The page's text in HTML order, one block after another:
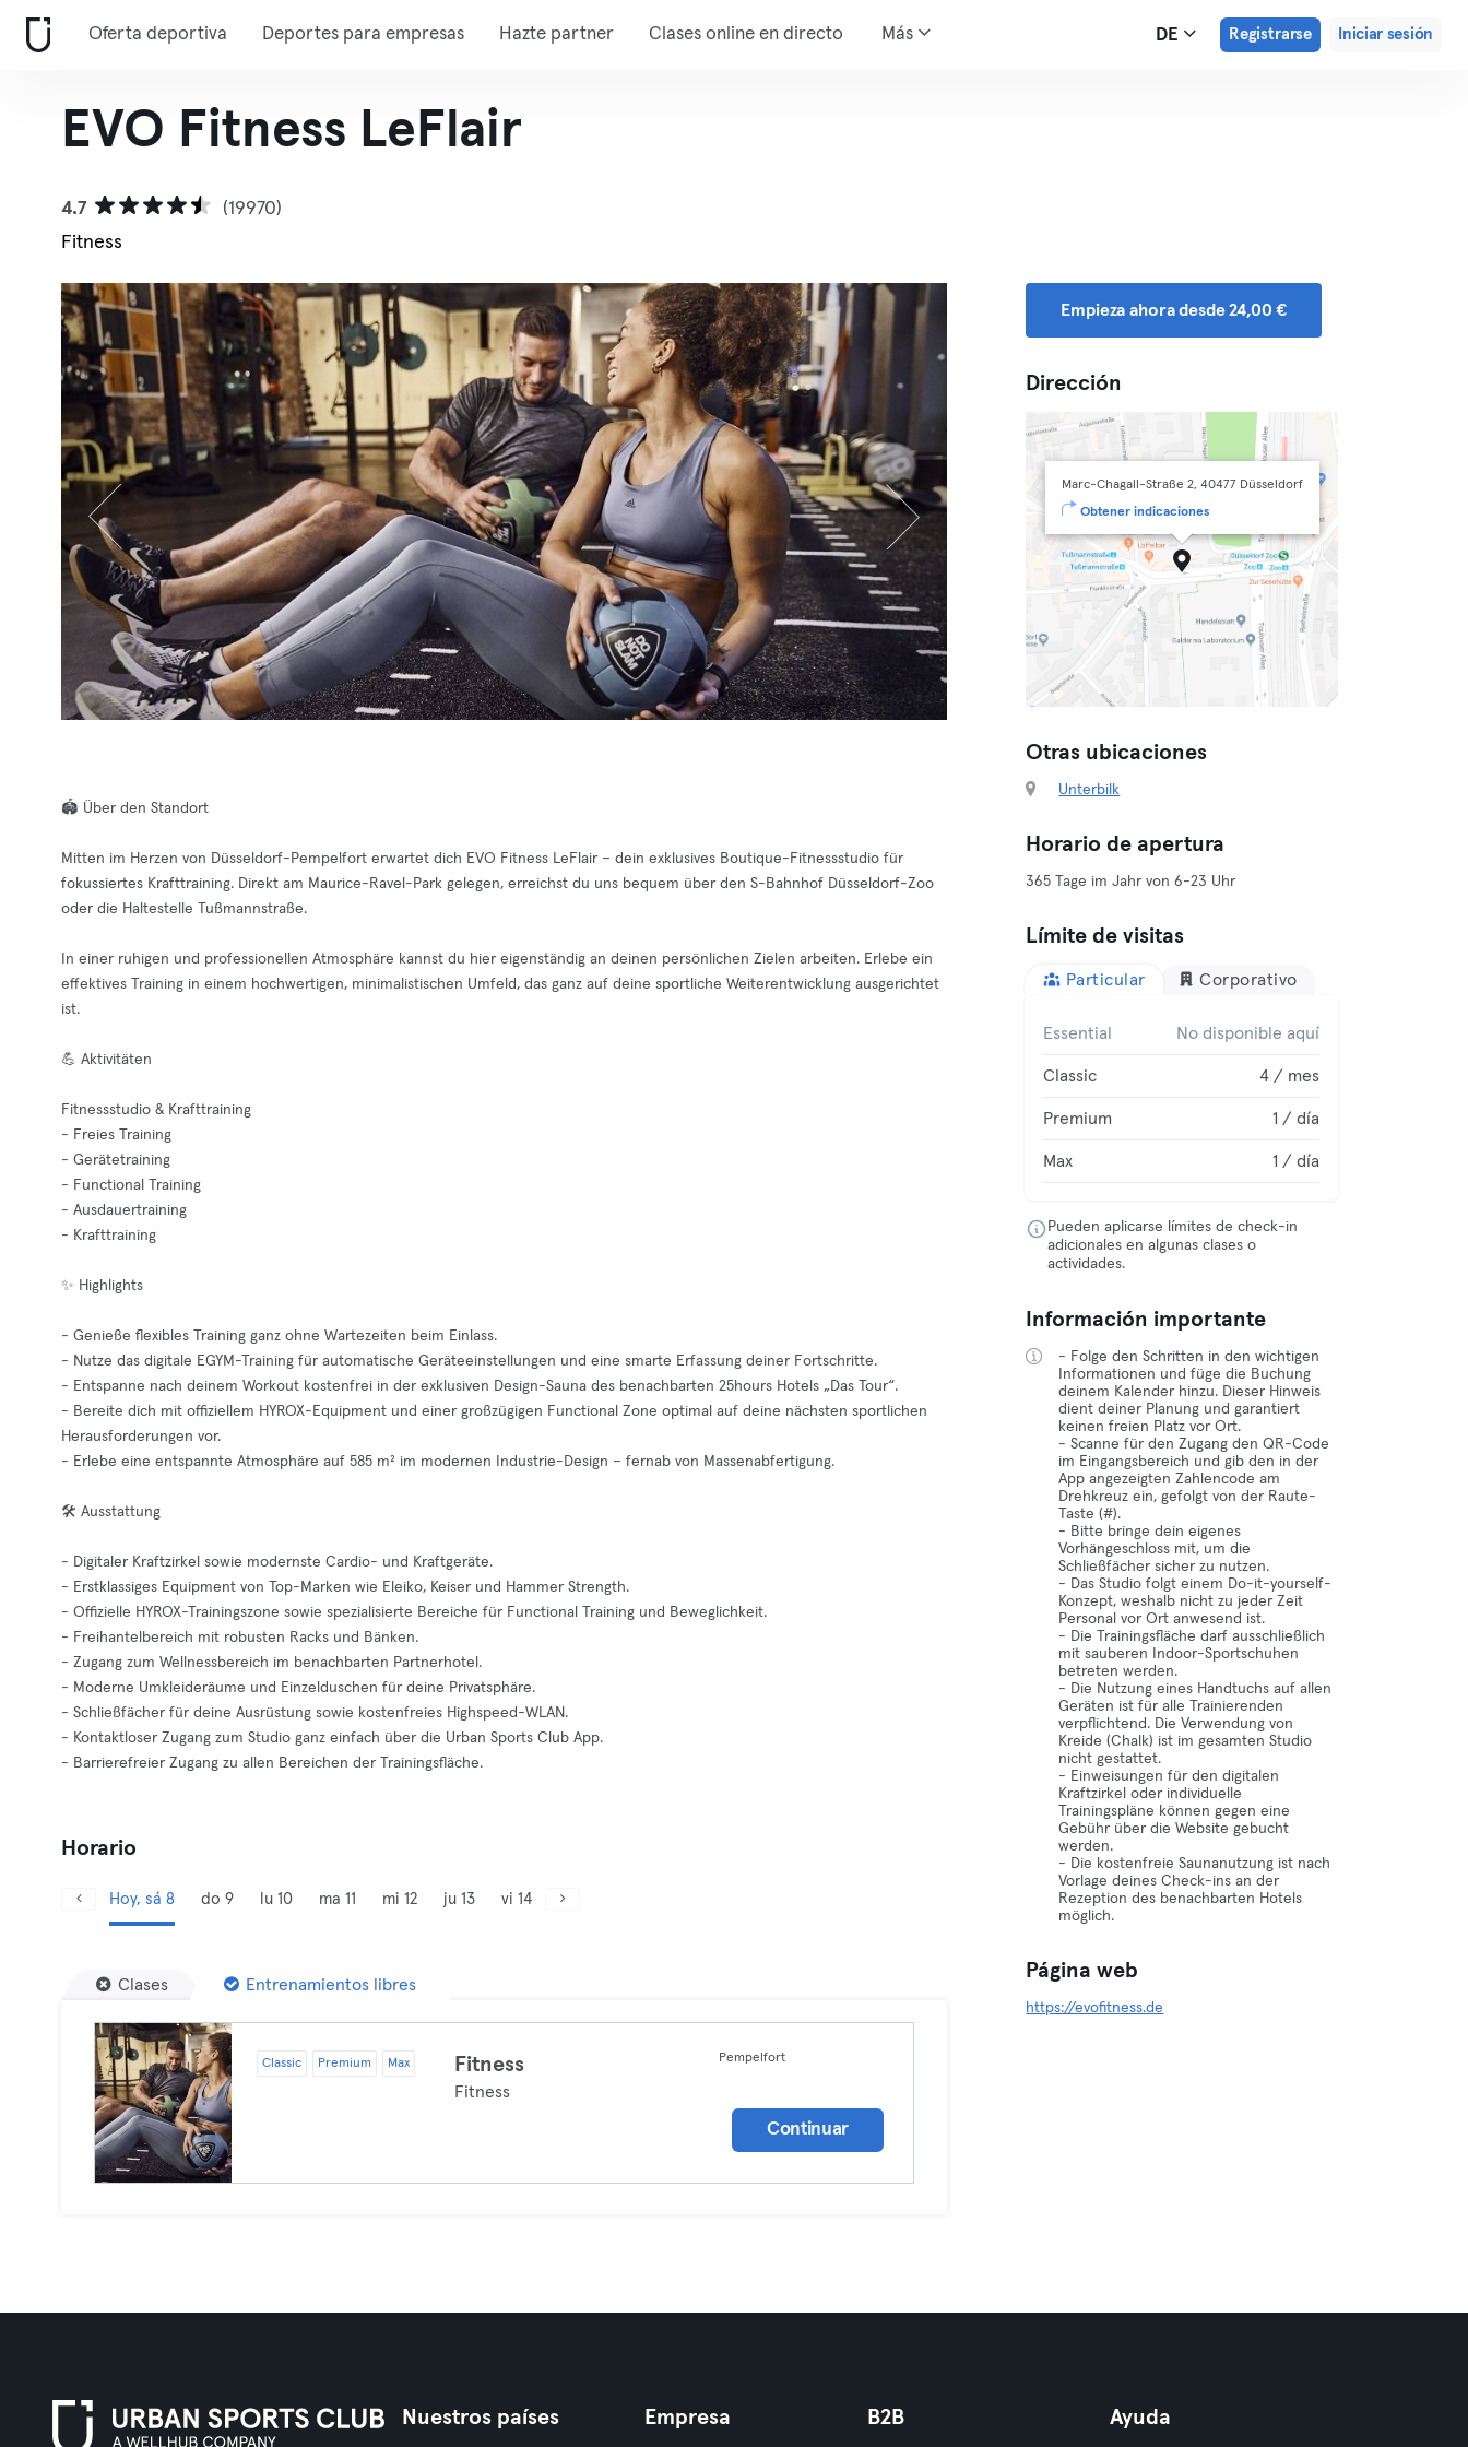
Oferta deportiva Deportes para empresas Hazte partner Clases online en directo Más DE Registrarse Iniciar sesión
EVO Fitness LeFlair
4.7
(19970)
Fitness
🏟️ Über den Standort
Mitten im Herzen von Düsseldorf-Pempelfort erwartet dich EVO Fitness LeFlair – dein exklusives Boutique-Fitnessstudio für
fokussiertes Krafttraining. Direkt am Maurice-Ravel-Park gelegen, erreichst du uns bequem über den S-Bahnhof Düsseldorf-Zoo
oder die Haltestelle Tußmannstraße.
In einer ruhigen und professionellen Atmosphäre kannst du hier eigenständig an deinen persönlichen Zielen arbeiten. Erlebe ein
effektives Training in einem hochwertigen, minimalistischen Umfeld, das ganz auf deine sportliche Weiterentwicklung ausgerichtet
ist.
💪 Aktivitäten
Fitnessstudio & Krafttraining
- Freies Training
- Gerätetraining
- Functional Training
- Ausdauertraining
- Krafttraining
✨ Highlights
- Genieße flexibles Training ganz ohne Wartezeiten beim Einlass.
- Nutze das digitale EGYM-Training für automatische Geräteeinstellungen und eine smarte Erfassung deiner Fortschritte.
- Entspanne nach deinem Workout kostenfrei in der exklusiven Design-Sauna des benachbarten 25hours Hotels „Das Tour“.
- Bereite dich mit offiziellem HYROX-Equipment und einer großzügigen Functional Zone optimal auf deine nächsten sportlichen
Herausforderungen vor.
- Erlebe eine entspannte Atmosphäre auf 585 m² im modernen Industrie-Design – fernab von Massenabfertigung.
🛠️ Ausstattung
- Digitaler Kraftzirkel sowie modernste Cardio- und Kraftgeräte.
- Erstklassiges Equipment von Top-Marken wie Eleiko, Keiser und Hammer Strength.
- Offizielle HYROX-Trainingszone sowie spezialisierte Bereiche für Functional Training und Beweglichkeit.
- Freihantelbereich mit robusten Racks und Bänken.
- Zugang zum Wellnessbereich im benachbarten Partnerhotel.
- Moderne Umkleideräume und Einzelduschen für deine Privatsphäre.
- Schließfächer für deine Ausrüstung sowie kostenfreies Highspeed-WLAN.
- Kontaktloser Zugang zum Studio ganz einfach über die Urban Sports Club App.
- Barrierefreier Zugang zu allen Bereichen der Trainingsfläche.
Horario
Hoy, sá 8 do 9 lu 10 ma 11 mi 12 ju 13 vi 14
Clases Entrenamientos libres
Classic Premium Max Fitness
Fitness
Pempelfort
Continuar
Empieza ahora desde 24,00 €
Dirección
Marc-Chagall-Straße 2, 40477 Düsseldorf
Obtener indicaciones
Otras ubicaciones
Unterbilk
Horario de apertura
365 Tage im Jahr von 6-23 Uhr
Límite de visitas
Particular Corporativo
Essential No disponible aquí
Classic 4 / mes
Premium 1 / día
Max 1 / día
Pueden aplicarse límites de check-in
adicionales en algunas clases o
actividades.
Información importante
- Folge den Schritten in den wichtigen
Informationen und füge die Buchung
deinem Kalender hinzu. Dieser Hinweis
dient deiner Planung und garantiert
keinen freien Platz vor Ort.
- Scanne für den Zugang den QR-Code
im Eingangsbereich und gib den in der
App angezeigten Zahlencode am
Drehkreuz ein, gefolgt von der Raute-
Taste (#).
- Bitte bringe dein eigenes
Vorhängeschloss mit, um die
Schließfächer sicher zu nutzen.
- Das Studio folgt einem Do-it-yourself-
Konzept, weshalb nicht zu jeder Zeit
Personal vor Ort anwesend ist.
- Die Trainingsfläche darf ausschließlich
mit sauberen Indoor-Sportschuhen
betreten werden.
- Die Nutzung eines Handtuchs auf allen
Geräten ist für alle Trainierenden
verpflichtend. Die Verwendung von
Kreide (Chalk) ist im gesamten Studio
nicht gestattet.
- Einweisungen für den digitalen
Kraftzirkel oder individuelle
Trainingspläne können gegen eine
Gebühr über die Website gebucht
werden.
- Die kostenfreie Saunanutzung ist nach
Vorlage deines Check-ins an der
Rezeption des benachbarten Hotels
möglich.
Página web
https://evofitness.de
Nuestros países Empresa B2B Ayuda